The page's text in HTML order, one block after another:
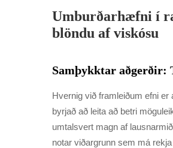
Umburðarhæfni í
blöndu af viskósu
Samþykktar aðgerðir:
Hvernig við framleiðum efni
byrjað að leita að betri
umtalsvert magn af
notar viðargrunn sem má